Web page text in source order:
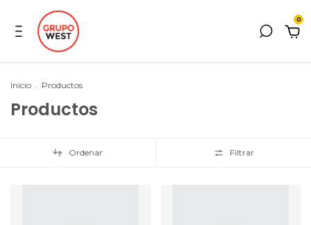
0
Inicio . Productos
Productos
Ordenar Filtrar